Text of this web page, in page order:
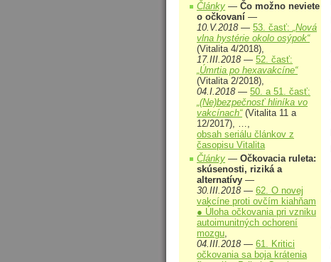
Články — Čo možno neviete
o očkovaní —
10.V.2018 — 53. časť: „Nová
vlna hystérie okolo osýpok“
(Vitalita 4/2018),
17.III.2018 — 52. časť:
„Úmrtia po hexavakcíne“
(Vitalita 2/2018),
04.I.2018 — 50. a 51. časť:
„(Ne)bezpečnosť hliníka vo
vakcínach“(Vitalita 11 a
12/2017), …,
obsah seriálu článkov z
časopisu Vitalita
Články — Očkovacia ruleta:
skúsenosti, riziká a
alternatívy —
30.III.2018 — 62. O novej
vakcíne proti ovčím kiahňam
● Úloha očkovania pri vzniku
autoimunitných ochorení
mozgu,
04.III.2018 — 61. Kritici
očkovania sa boja krátenia